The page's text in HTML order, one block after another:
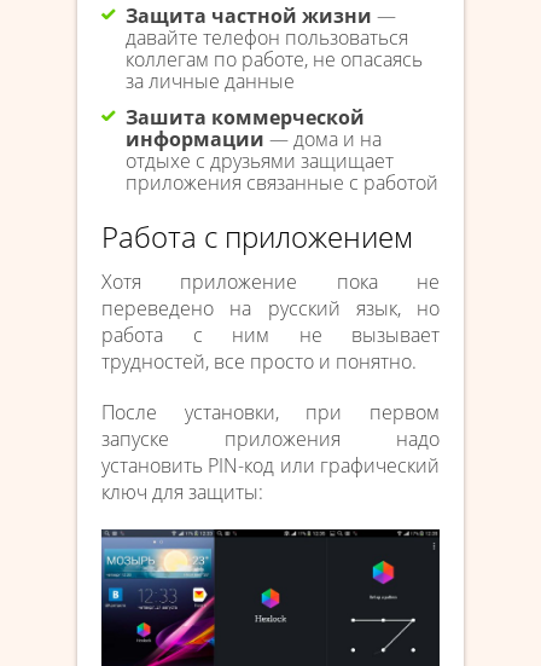
Защита частной жизни —
давайте телефон пользоваться
коллегам по работе, не опасаясь
за личные данные
Зашита коммерческой
информации — дома и на
отдыхе с друзьями защищает
приложения связанные с работой
Работа с приложением
Хотя приложение пока не
переведено на русский язык, но
работа с ним не вызывает
трудностей, все просто и понятно.
После установки, при первом
запуске приложения надо
установить PIN-код или графический
ключ для защиты: